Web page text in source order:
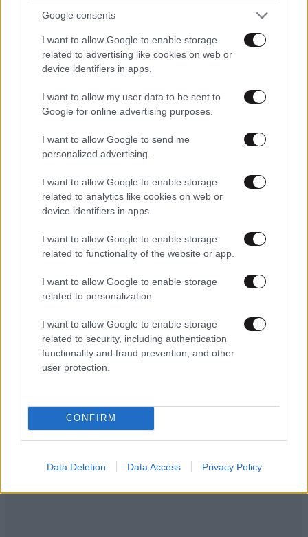
Google consents
I want to allow Google to enable storage
related to advertising like cookies on web or
device identifiers in apps.
I want to allow my user data to be sent to
Google for online advertising purposes.
I want to allow Google to send me
personalized advertising.
I want to allow Google to enable storage
related to analytics like cookies on web or
device identifiers in apps.
I want to allow Google to enable storage
related to functionality of the website or app.
I want to allow Google to enable storage
related to personalization.
I want to allow Google to enable storage
related to security, including authentication
functionality and fraud prevention, and other
user protection.
CONFIRM
Data Deletion Data Access Privacy Policy
ΠΡΟΣΘΕΣΤΕ ΤΟ ΣΧΟΛΙΟ ΣΑΣ
Διαβάστε και ακολουθήστε τους κανόνες σχολιασμού
ΠΡΟΣΘΗΚΗ
Αρχιστε το περπατημα